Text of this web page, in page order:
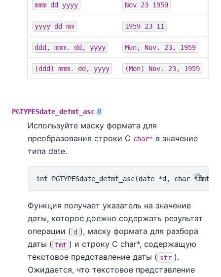
mmm dd yyyy Nov 23 1959
yyyy dd mm 1959 23 11
ddd, mmm. dd, yyyy Mon, Nov. 23, 1959
(ddd) mmm. dd, yyyy (Mon) Nov. 23, 1959
PGTYPESdate_defmt_asc #
Используйте маску формата для
преобразования строки C char* в значение
типа date.
Функция получает указатель на значение
даты, которое должно содержать результат
операции ( d ), маску формата для разбора
даты ( fmt ) и строку C char*, содержащую
текстовое представление даты ( str ).
Ожидается, что текстовое представление